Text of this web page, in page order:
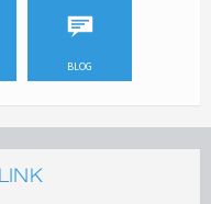
BLOG